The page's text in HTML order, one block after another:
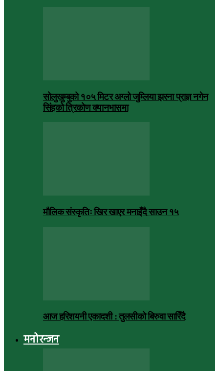
सोलुखुम्बुको १०५ मिटर अग्लो जुम्लिया झरना प्राज्ञ नगेन
सिंहको त्रिकोण क्यानभासमा
मौलिक संस्कृतिः खिर खाएर मनाइँदै साउन १५
आज हरिशयनी एकादशी : तुलसीको बिरुवा सारिँदै
मनोरन्जन